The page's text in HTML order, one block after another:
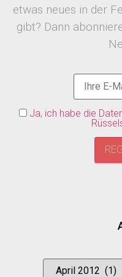
etwas neues in der
gibt? Dann
Ja, ich habe die